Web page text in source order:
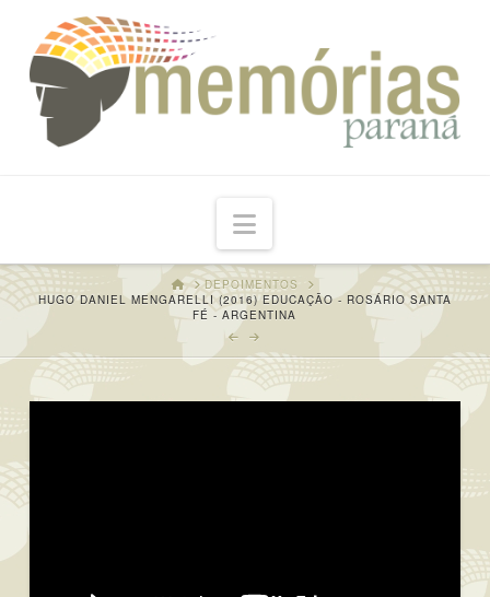
Navigation
HOMEDEPOIMENTOS
HUGO DANIEL MENGARELLI (2016) EDUCAÇÃO - ROSÁRIO SANTA
FÉ - ARGENTINA